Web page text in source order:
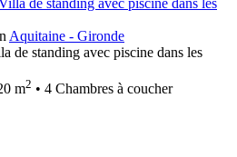
Aquitaine - Gironde
de standing avec piscine dans les
m2 • 4 Chambres à coucher